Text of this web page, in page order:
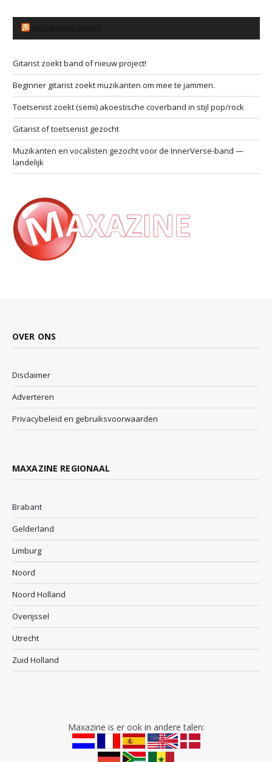
Gitarist zoekt band of nieuw project!
Beginner gitarist zoekt muzikanten om mee te jammen.
Toetsenist zoekt (semi) akoestische coverband in stijl pop/rock
Gitarist of toetsenist gezocht
Muzikanten en vocalisten gezocht voor de InnerVerse-band —
landelijk
OVER ONS
Disclaimer
Adverteren
Privacybeleid en gebruiksvoorwaarden
MAXAZINE REGIONAAL
Brabant
Gelderland
Limburg
Noord
Noord Holland
Overijssel
Utrecht
Zuid Holland
Maxazine is er ook in andere talen: